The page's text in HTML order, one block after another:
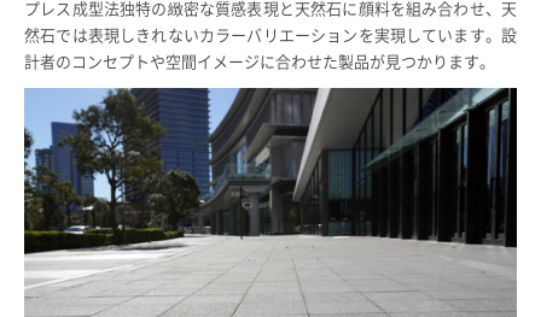
プレス成型法独特の緻密な質感表現と天然石に顔料を組み合わせ、天
然石では表現しきれないカラーバリエーションを実現しています。設
計者のコンセプトや空間イメージに合わせた製品が見つかります。